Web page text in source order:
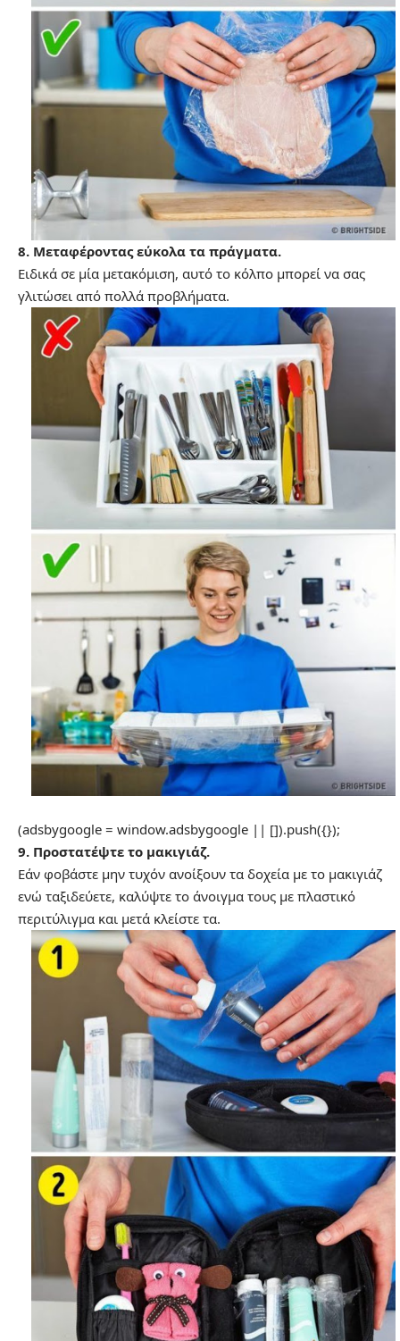
8. Μεταφέροντας εύκολα τα πράγματα.
Ειδικά σε μία μετακόμιση, αυτό το κόλπο μπορεί να σας
γλιτώσει από πολλά προβλήματα.
(adsbygoogle = window.adsbygoogle || []).push({});
9. Προστατέψτε το μακιγιάζ.
Εάν φοβάστε μην τυχόν ανοίξουν τα δοχεία με το μακιγιάζ
ενώ ταξιδεύετε, καλύψτε το άνοιγμα τους με πλαστικό
περιτύλιγμα και μετά κλείστε τα.